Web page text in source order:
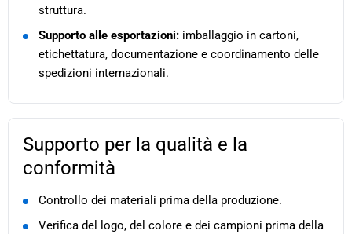
struttura.
Supporto alle esportazioni: imballaggio in cartoni,
etichettatura, documentazione e coordinamento delle
spedizioni internazionali.
Supporto per la qualità e la
conformità
Controllo dei materiali prima della produzione.
Verifica del logo, del colore e dei campioni prima della